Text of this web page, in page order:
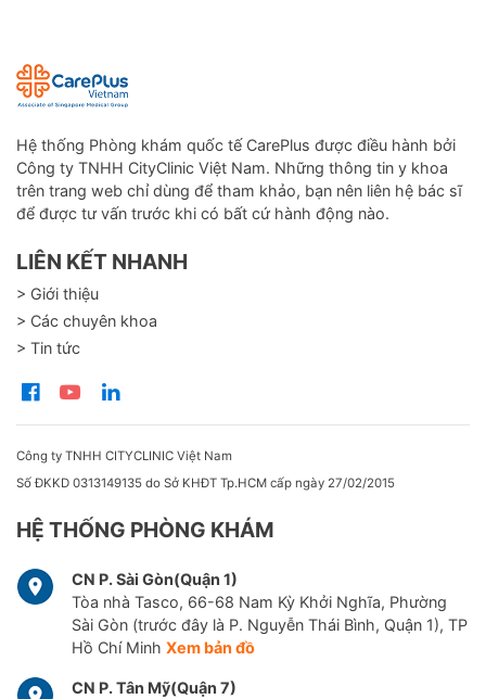
Hệ thống Phòng khám quốc tế CarePlus được điều hành bởi
Công ty TNHH CityClinic Việt Nam. Những thông tin y khoa
trên trang web chỉ dùng để tham khảo, bạn nên liên hệ bác sĩ
để được tư vấn trước khi có bất cứ hành động nào.
LIÊN KẾT NHANH
> Giới thiệu
> Các chuyên khoa
> Tin tức
Công ty TNHH CITYCLINIC Việt Nam
Số ĐKKD 0313149135 do Sở KHĐT Tp.HCM cấp ngày 27/02/2015
HỆ THỐNG PHÒNG KHÁM
CN P. Sài Gòn(Quận 1)
Tòa nhà Tasco, 66-68 Nam Kỳ Khởi Nghĩa, Phường
Sài Gòn (trước đây là P. Nguyễn Thái Bình, Quận 1), TP
Hồ Chí Minh Xem bản đồ
CN P. Tân Mỹ(Quận 7)